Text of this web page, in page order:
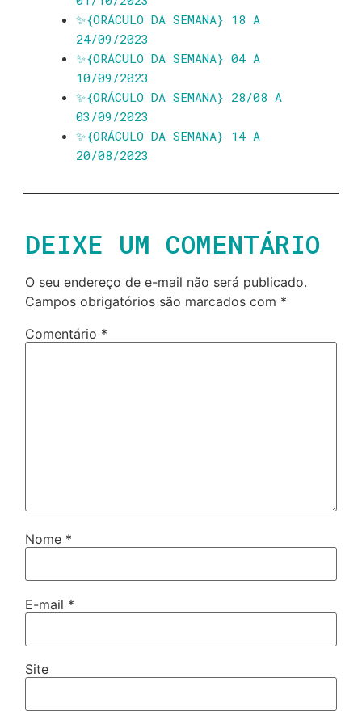
✨️{ORÁCULO DA SEMANA} 18 A
24/09/2023
✨️{ORÁCULO DA SEMANA} 04 A
10/09/2023
✨️{ORÁCULO DA SEMANA} 28/08 A
03/09/2023
✨️{ORÁCULO DA SEMANA} 14 A
20/08/2023
DEIXE UM COMENTÁRIO
O seu endereço de e-mail não será publicado.
Campos obrigatórios são marcados com *
Comentário *
Nome *
E-mail *
Site